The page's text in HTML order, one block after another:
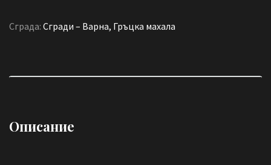
Сграда: Сгради – Варна, Гръцка махала
Описание